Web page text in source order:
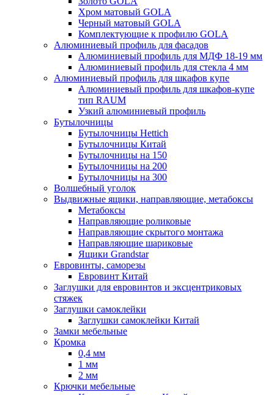
Хром матовый GOLA
Черный матовый GOLA
Комплектующие к профилю GOLA
Алюминиевый профиль для фасадов
Алюминиевый профиль для МДФ 18-19 мм
Алюминиевый профиль для стекла 4 мм
Алюминиевый профиль для шкафов купе
Алюминиевый профиль для шкафов-купе
тип RAUM
Узкий алюминиевый профиль
Бутылочницы
Бутылочницы Hettich
Бутылочницы Китай
Бутылочницы на 150
Бутылочницы на 200
Бутылочницы на 300
Волшебный уголок
Выдвижные ящики, направляющие, метабоксы
Метабоксы
Направляющие роликовые
Направляющие скрытого монтажа
Направляющие шариковые
Ящики Grandstar
Евровинты, саморезы
Евровинт Китай
Заглушки для евровинтов и эксцентриковых
стяжек
Заглушки самоклейки
Заглушки самоклейки Китай
Замки мебельные
Кромка
0,4 мм
1 мм
2 мм
Крючки мебельные